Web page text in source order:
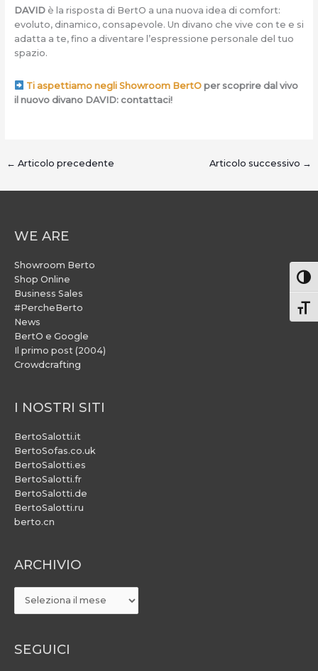
DAVIDè la risposta di BertO a una nuova idea di comfort:
evoluto, dinamico, consapevole. Un divano che vive con te e si
adatta a te, fino a diventare l’espressione personale del tuo
spazio.
Ti aspettiamo negli Showroom BertO per scoprire dal vivo
il nuovo divano DAVID: contattaci!
← Articolo precedente Articolo successivo →
WE ARE
Showroom Berto
Shop Online
Business Sales
#PercheBerto
News
BertO e Google
Il primo post (2004)
Crowdcrafting
I NOSTRI SITI
BertoSalotti.it
BertoSofas.co.uk
BertoSalotti.es
BertoSalotti.fr
BertoSalotti.de
BertoSalotti.ru
berto.cn
ARCHIVIO
ARCHIVIO
SEGUICI